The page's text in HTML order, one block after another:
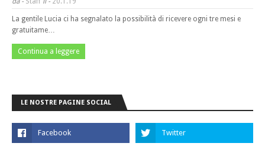
La gentile Lucia ci ha segnalato la possibilità di ricevere ogni tre mesi e
gratuitame…
Continua a leggere
LE NOSTRE PAGINE SOCIAL